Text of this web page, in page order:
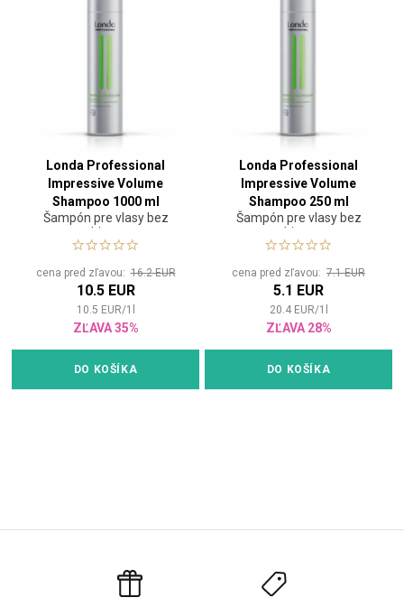
Londa Professional
Impressive Volume
Shampoo 1000 ml
Šampón pre vlasy bez
objemu
cena pred zľavou:16.2 EUR
10.5 EUR
10.5 EUR/1
ZĽAVA 35%
DO KOŠÍKA
Londa Professional
Impressive Volume
Shampoo 250 ml
Šampón pre vlasy bez
objemu
cena pred zľavou: 7.1 EUR
5.1 EUR
20.4 EUR/1
ZĽAVA 28%
DO KOŠÍKA